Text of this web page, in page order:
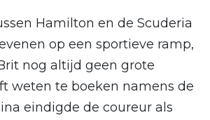
Hamilton en de Scuderia
op een sportieve ramp,
nog altijd geen grote
weten te boeken namens de
eindigde de coureur als